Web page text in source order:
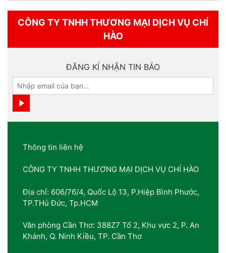
CÔNG TY TNHH THƯƠNG MẠI DỊCH VỤ CHÍ
HÀO
ĐĂNG KÍ NHẬN TIN BÁO
Thông tin liên hệ
CÔNG TY TNHH THƯƠNG MẠI DỊCH VỤ CHÍ HÀO
Địa chỉ: 606/76/4, Quốc Lộ 13, P.Hiệp Bình Phước,
TP.THủ Đức, Tp.HCM
Văn phòng Cần Thơ: 388Z7 Tổ 2, Khu vực 2, P. An
Khánh, Q. Ninh Kiều, TP. Cần Thơ